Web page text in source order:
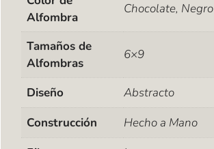
Alfombra
Chocolate, Negro
Tamaños de
Alfombras
6×9
Diseño
Abstracto
Construcción
Hecho a Mano